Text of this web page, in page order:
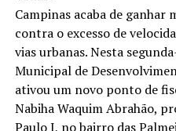
Campinas acaba de ganhar
contra o excesso de
vias urbanas. Nesta
Municipal de
ativou um novo ponto de
Nabiha Waquim Abrahão,
Paulo I, no bairro das